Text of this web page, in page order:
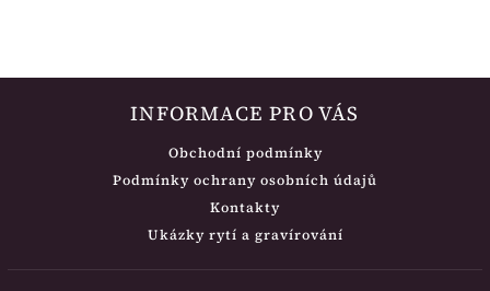
INFORMACE PRO VÁS
Obchodní podmínky
Podmínky ochrany osobních údajů
Kontakty
Ukázky rytí a gravírování